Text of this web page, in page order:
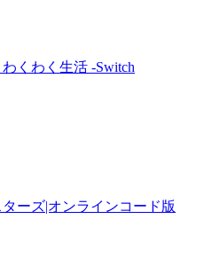
くわく生活 -Switch
ーズ|オンラインコード版